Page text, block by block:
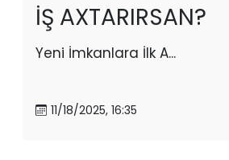
İŞ AXTARIRSAN?
Yeni İmkanlara İlk A...
11/18/2025, 16:35